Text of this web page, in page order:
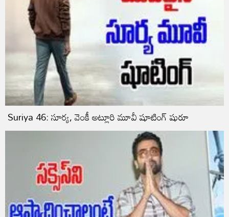
Suriya 46: సూర్య, వెంకీ అట్లూరి మూవీ షూటింగ్ షురూ